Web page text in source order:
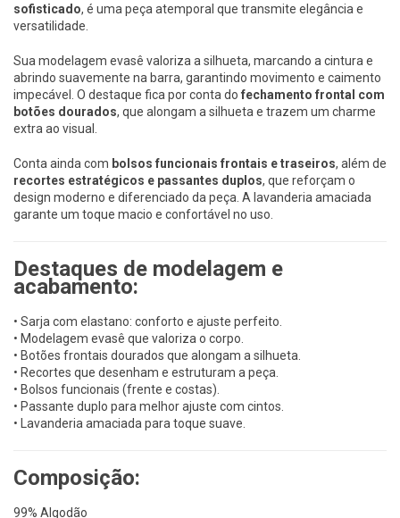
sofisticado, é uma peça atemporal que transmite elegância e
versatilidade.
Sua modelagem evasê valoriza a silhueta, marcando a cintura e
abrindo suavemente na barra, garantindo movimento e caimento
impecável. O destaque fica por conta do fechamento frontal com
botões dourados, que alongam a silhueta e trazem um charme
extra ao visual.
Conta ainda com bolsos funcionais frontais e traseiros, além de
recortes estratégicos e passantes duplos, que reforçam o
design moderno e diferenciado da peça. A lavanderia amaciada
garante um toque macio e confortável no uso.
Destaques de modelagem e
acabamento:
• Sarja com elastano: conforto e ajuste perfeito.
• Modelagem evasê que valoriza o corpo.
• Botões frontais dourados que alongam a silhueta.
• Recortes que desenham e estruturam a peça.
• Bolsos funcionais (frente e costas).
• Passante duplo para melhor ajuste com cintos.
• Lavanderia amaciada para toque suave.
Composição:
99% Algodão